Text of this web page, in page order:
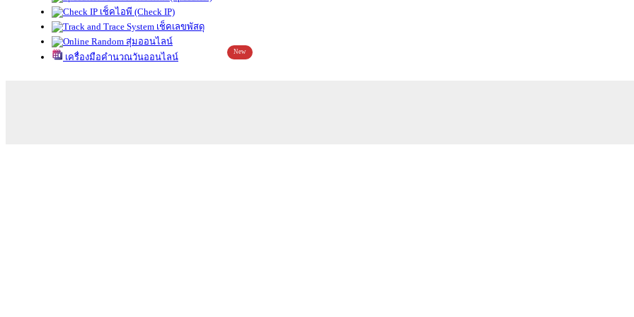
เช็คไอพี (Check IP)
เช็คเลขพัสดุ
สุ่มออนไลน์
เครื่องมือคำนวณวันออนไลน์
New